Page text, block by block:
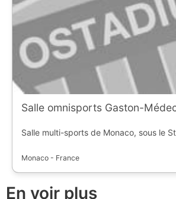
Salle omnisports Gaston-
Salle multi-sports de Monaco, sous le
Monaco - France
En voir plus